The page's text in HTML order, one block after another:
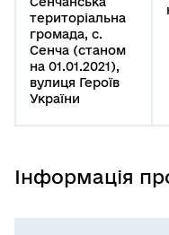
територіальна
громада, с.
Сенча (станом
на 01.01.2021),
вулиця Героїв
України
Інформація